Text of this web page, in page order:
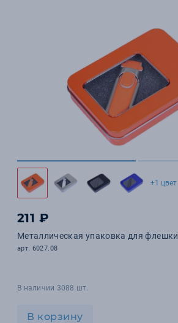
+1 цвет
211 ₽
Металлическая упаковка для флешки
арт. 6027.08
В наличии 3088 шт.
В корзину